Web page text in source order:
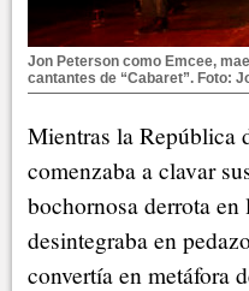
Jon Peterson como Emcee,
cantantes de “Cabaret”. Foto:
Mientras la República
comenzaba a clavar
bochornosa derrota
desintegraba en
convertía en metáfora